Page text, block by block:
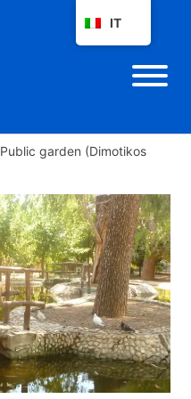
Public garden (Dimotikos
IT